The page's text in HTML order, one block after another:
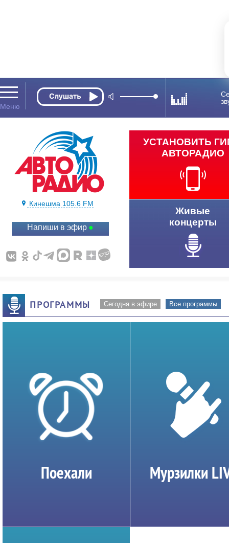
Кинешма 105.6 FM
Напиши в эфир
УСТАНОВИТЬ
АВТОРАДИО
Живые
концерты
ПРОГРАММЫ Сегодня в эфире Все программы
Поехали Мурзилки